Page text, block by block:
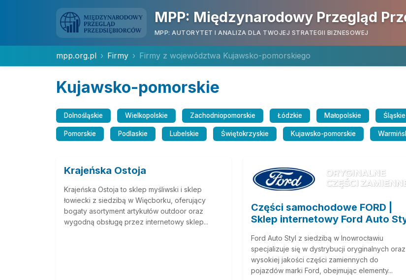
MPP: Międzynarodowy Przegląd
MPP: AUTORYTET I ANALIZA DLA TWOJEJ STRATEGII BIZNESOWEJ
mpp.org.pl Firmy Firmy z województwa Kujawsko-pomorskiego
Kujawsko-pomorskie
Dolnośląskie Wielkopolskie Zachodniopomorskie Łódzkie Małopolskie Śląskie
Pomorskie Podlaskie Lubelskie Świętokrzyskie Kujawsko-pomorskie
Krajeńska Ostoja
Krajeńska Ostoja to sklep myśliwski i sklep
łowiecki z siedzibą w Więcborku, oferujący
bogaty asortyment artykułów outdoor oraz
wygodną obsługę przez internetowy sklep...
Części samochodowe FORD |
Sklep internetowy Ford Auto
Ford Auto Styl z siedzibą w Inowrocławiu
specjalizuje się w dystrybucji oryginalnych oraz
wysokiej jakości części zamiennych do
pojazdów marki Ford, obejmując elementy...